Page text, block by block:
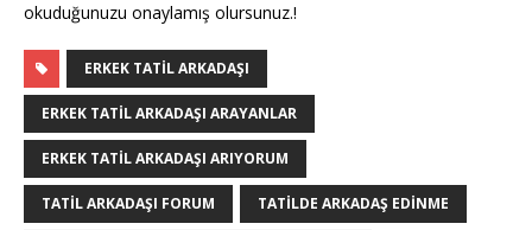
okuduğunuzu onaylamış olursunuz.!
ERKEK TATIL ARKADAŞI
ERKEK TATIL ARKADAŞI ARAYANLAR
ERKEK TATIL ARKADAŞI ARIYORUM
TATIL ARKADAŞI FORUM TATILDE ARKADAŞ EDINME